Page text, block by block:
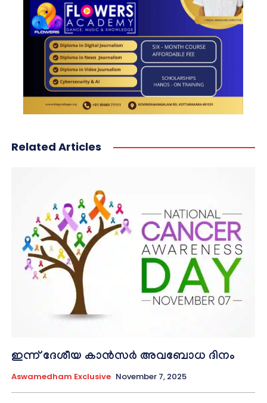
Related Articles
ഇന്ന് ദേശീയ കാൻസർ അവബോധ ദിനം
Aswamedham Exclusive November 7, 2025